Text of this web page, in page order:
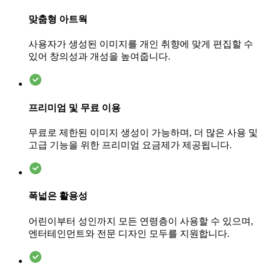
맞춤형 아트웍
사용자가 생성된 이미지를 개인 취향에 맞게 편집할 수
있어 창의성과 개성을 높여줍니다.
프리미엄 및 무료 이용
무료로 제한된 이미지 생성이 가능하며, 더 많은 사용 및
고급 기능을 위한 프리미엄 요금제가 제공됩니다.
폭넓은 활용성
어린이부터 성인까지 모든 연령층이 사용할 수 있으며,
엔터테인먼트와 전문 디자인 모두를 지원합니다.